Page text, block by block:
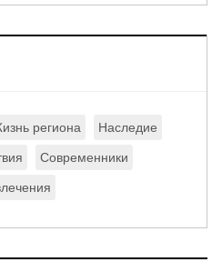
региона Наследие
Современники